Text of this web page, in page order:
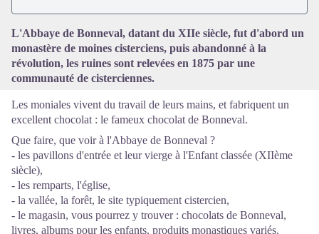
L'Abbaye de Bonneval, datant du XIIe siècle, fut d'abord un
monastère de moines cisterciens, puis abandonné à la
révolution, les ruines sont relevées en 1875 par une
communauté de cisterciennes.
Les moniales vivent du travail de leurs mains, et fabriquent un
excellent chocolat : le fameux chocolat de Bonneval.
Que faire, que voir à l'Abbaye de Bonneval ?
- les pavillons d'entrée et leur vierge à l'Enfant classée (XIIème
siècle),
- les remparts, l'église,
- la vallée, la forêt, le site typiquement cistercien,
- le magasin, vous pourrez y trouver : chocolats de Bonneval,
livres, albums pour les enfants, produits monastiques variés.